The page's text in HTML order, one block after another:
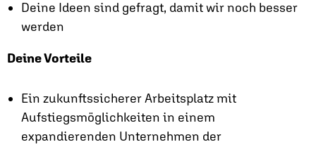
Deine Ideen sind gefragt, damit wir noch besser
werden
Deine Vorteile
Ein zukunftssicherer Arbeitsplatz mit
Aufstiegsmöglichkeiten in einem
expandierenden Unternehmen der